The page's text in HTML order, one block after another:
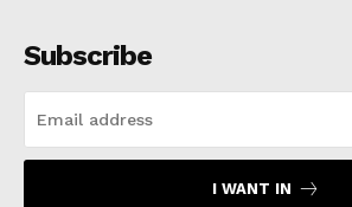
Subscribe
I WANT IN